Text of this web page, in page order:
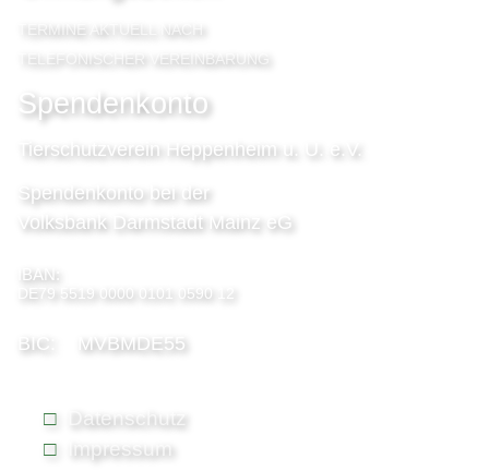
TERMINE AKTUELL NACH
TELEFONISCHER VEREINBARUNG
Spendenkonto
Tierschutzverein Heppenheim u. U. e.V.
Spendenkonto bei der
Volksbank Darmstadt Mainz eG
IBAN:
DE79 5519 0000 0101 0590 12
BIC: MVBMDE55
Datenschutz
Impressum